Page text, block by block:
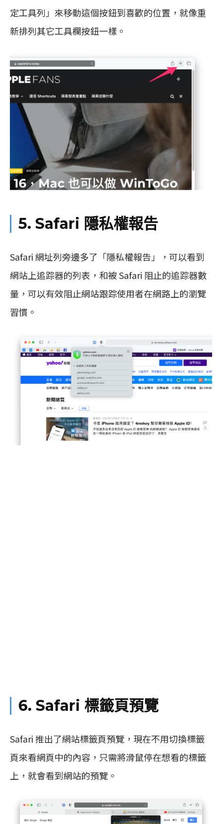
定工具列」來移動這個按鈕到喜歡的位置，就像重
新排列其它工具欄按鈕一樣。
5. Safari 隱私權報告
Safari 網址列旁邊多了「隱私權報告」，可以看到
網站上追踪器的列表，和被 Safari 阻止的追踪器數
量，可以有效阻止網站跟踪使用者在網路上的瀏覽
習慣。
6. Safari 標籤頁預覽
Safari 推出了網站標籤頁預覽，現在不用切換標籤
頁來看網頁中的內容，只需將滑鼠停在想看的標籤
上，就會看到網站的預覽。